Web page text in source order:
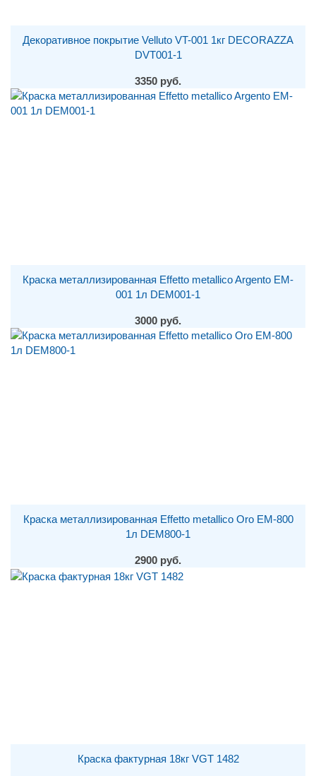
Декоративное покрытие Velluto VT-001 1кг DECORAZZA
DVT001-1
3350 руб.
Краска металлизированная Effetto metallico Argento EM-
001 1л DEM001-1
3000 руб.
Краска металлизированная Effetto metallico Oro EM-800
1л DEM800-1
2900 руб.
Краска фактурная 18кг VGT 1482